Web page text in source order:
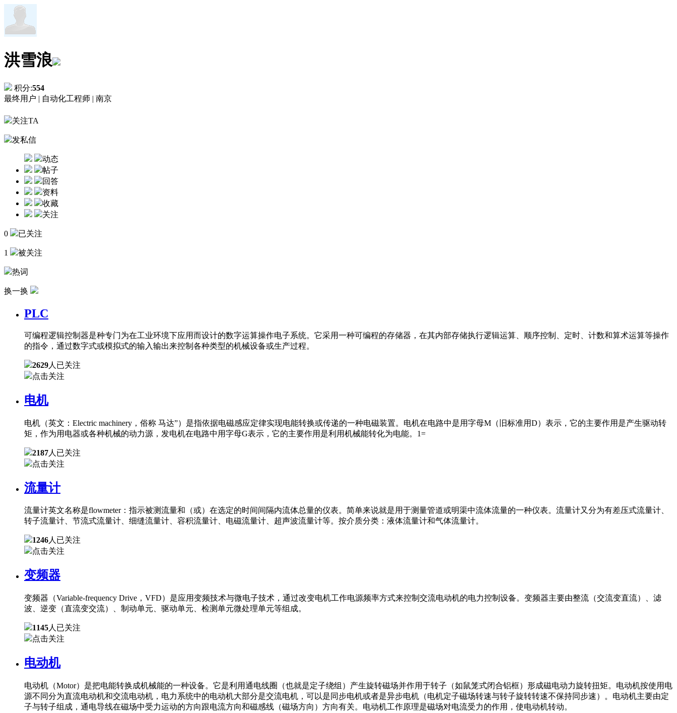
洪雪浪
积分:554
最终用户 | 自动化工程师 | 南京
关注TA
发私信
动态
帖子
回答
资料
收藏
关注
0 已关注
1 被关注
热词
换一换
PLC
可编程逻辑控制器是种专门为在工业环境下应用而设计的数字运算操作电子系统。它采用一种可编程的存储器，在其内部存储执行逻辑运算、顺序控制、定时、计数和算术运算等操作
的指令，通过数字式或模拟式的输入输出来控制各种类型的机械设备或生产过程。
2629人已关注
点击关注
电机
电机（英文：Electric machinery，俗称 马达”）是指依据电磁感应定律实现电能转换或传递的一种电磁装置。电机在电路中是用字母M（旧标准用D）表示，它的主要作用是产生驱动转
矩，作为用电器或各种机械的动力源，发电机在电路中用字母G表示，它的主要作用是利用机械能转化为电能。1=
2187人已关注
点击关注
流量计
流量计英文名称是flowmeter：指示被测流量和（或）在选定的时间间隔内流体总量的仪表。简单来说就是用于测量管道或明渠中流体流量的一种仪表。流量计又分为有差压式流量计、
转子流量计、节流式流量计、细缝流量计、容积流量计、电磁流量计、超声波流量计等。按介质分类：液体流量计和气体流量计。
1246人已关注
点击关注
变频器
变频器（Variable-frequency Drive，VFD）是应用变频技术与微电子技术，通过改变电机工作电源频率方式来控制交流电动机的电力控制设备。变频器主要由整流（交流变直流）、滤
波、逆变（直流变交流）、制动单元、驱动单元、检测单元微处理单元等组成。
1145人已关注
点击关注
电动机
电动机（Motor）是把电能转换成机械能的一种设备。它是利用通电线圈（也就是定子绕组）产生旋转磁场并作用于转子（如鼠笼式闭合铝框）形成磁电动力旋转扭矩。电动机按使用电
源不同分为直流电动机和交流电动机，电力系统中的电动机大部分是交流电机，可以是同步电机或者是异步电机（电机定子磁场转速与转子旋转转速不保持同步速）。电动机主要由定
子与转子组成，通电导线在磁场中受力运动的方向跟电流方向和磁感线（磁场方向）方向有关。电动机工作原理是磁场对电流受力的作用，使电动机转动。